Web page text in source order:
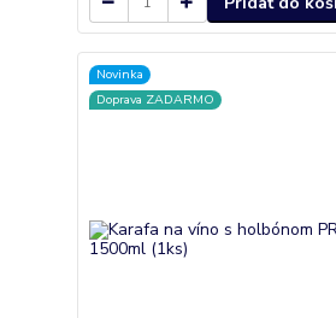
Novinka
Doprava ZADARMO